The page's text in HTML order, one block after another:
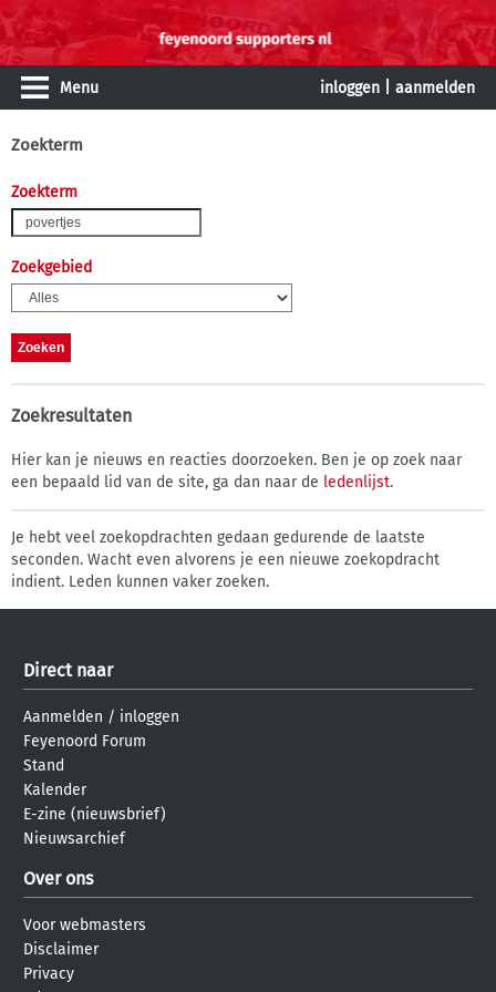
Menu inloggen aanmelden
Zoekterm
Zoekterm
Zoekgebied
Zoekresultaten
Hier kan je nieuws en reacties doorzoeken. Ben je op zoek naar
een bepaald lid van de site, ga dan naar de ledenlijst.
Je hebt veel zoekopdrachten gedaan gedurende de laatste
seconden. Wacht even alvorens je een nieuwe zoekopdracht
indient. Leden kunnen vaker zoeken.
Direct naar
Aanmelden / inloggen
Feyenoord Forum
Stand
Kalender
E-zine (nieuwsbrief)
Nieuwsarchief
Over ons
Voor webmasters
Disclaimer
Privacy